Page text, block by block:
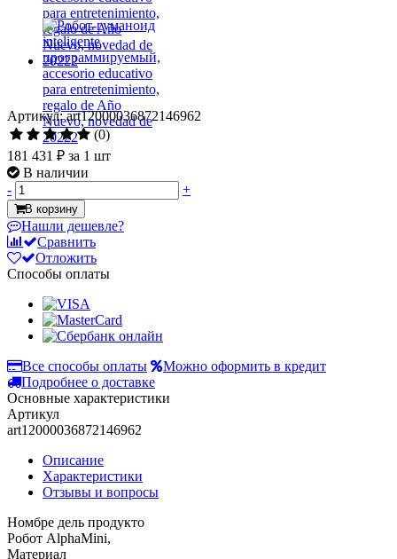
Артикул: art12000036872146962
(0)
181 431 ₽ за 1 шт
В наличии
-
+
В корзину
Нашли дешевле?
Сравнить
Отложить
Способы оплаты
Все способы оплаты
Можно оформить в кредит
Подробнее о доставке
Основные характеристики
Артикул
art12000036872146962
Описание
Характеристики
Отзывы и вопросы
Номбре дель продукто
Робот AlphaMini,
Материал